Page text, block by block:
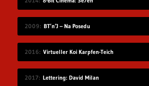
2009 BT’n’J – Na Posedu
2016 Virtueller Koi Karpfen-Teich
2017 Lettering: David Milan